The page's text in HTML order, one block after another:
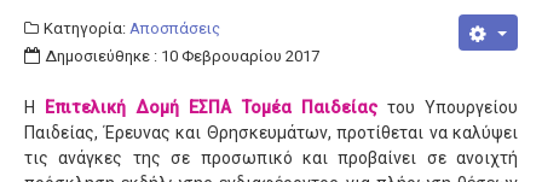
Κατηγορία: Αποσπάσεις
Δημοσιεύθηκε : 10 Φεβρουαρίου 2017
Η Επιτελική Δομή ΕΣΠΑ Τομέα Παιδείαςτου Υπουργείου
Παιδείας, Έρευνας και Θρησκευμάτων, προτίθεται να καλύψει
τις ανάγκες της σε προσωπικό και προβαίνει σε ανοιχτή